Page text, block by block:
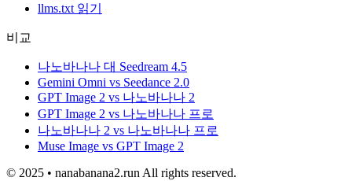
llms.txt 읽기
비교
나노바나나 대 Seedream 4.5
Gemini Omni vs Seedance 2.0
GPT Image 2 vs 나노바나나 2
GPT Image 2 vs 나노바나나 프로
나노바나나 2 vs 나노바나나 프로
Muse Image vs GPT Image 2
© 2025 • nanabanana2.run All rights reserved.